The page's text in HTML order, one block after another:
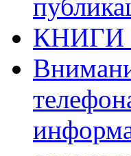
КНИГИ